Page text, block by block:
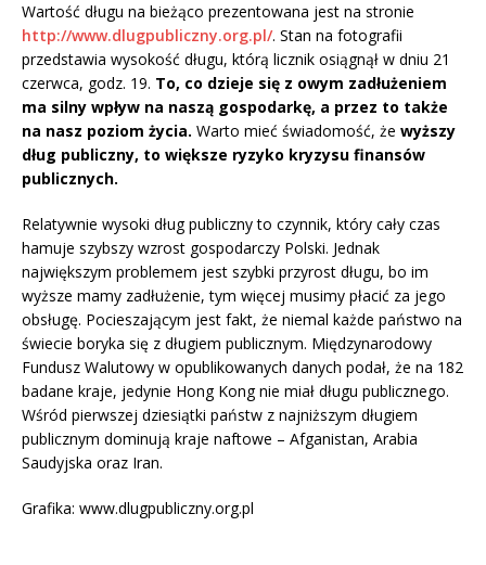
Wartość długu na bieżąco prezentowana jest na stronie
http://www.dlugpubliczny.org.pl/. Stan na fotografii
przedstawia wysokość długu, którą licznik osiągnął w dniu 21
czerwca, godz. 19. To, co dzieje się z owym zadłużeniem
ma silny wpływ na naszą gospodarkę, a przez to także
na nasz poziom życia. Warto mieć świadomość, że wyższy
dług publiczny, to większe ryzyko kryzysu finansów
publicznych.
Relatywnie wysoki dług publiczny to czynnik, który cały czas
hamuje szybszy wzrost gospodarczy Polski. Jednak
największym problemem jest szybki przyrost długu, bo im
wyższe mamy zadłużenie, tym więcej musimy płacić za jego
obsługę. Pocieszającym jest fakt, że niemal każde państwo na
świecie boryka się z długiem publicznym. Międzynarodowy
Fundusz Walutowy w opublikowanych danych podał, że na 182
badane kraje, jedynie Hong Kong nie miał długu publicznego.
Wśród pierwszej dziesiątki państw z najniższym długiem
publicznym dominują kraje naftowe – Afganistan, Arabia
Saudyjska oraz Iran.
Grafika: www.dlugpubliczny.org.pl